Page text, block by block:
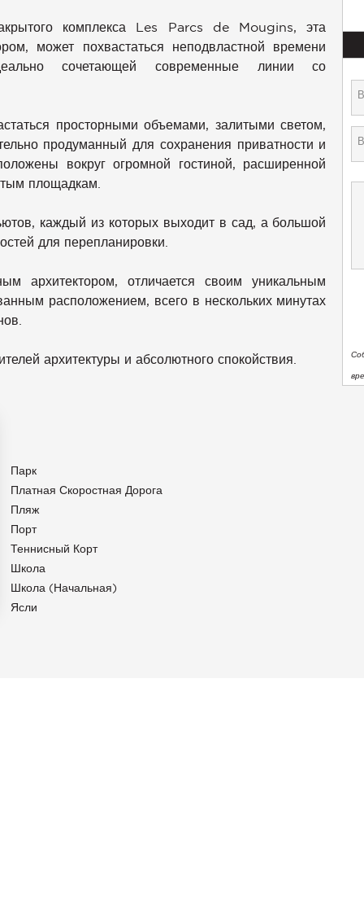
комплекса Les Parcs de Mougins, эта
может похвастаться неподвластной времени
сочетающей современные линии со
просторными объемами, залитыми светом,
продуманный для сохранения приватности и
вокруг огромной гостиной, расширенной
площадкам.
каждый из которых выходит в сад, а большой
для перепланировки.
архитектором, отличается своим уникальным
расположением, всего в нескольких минутах
архитектуры и абсолютного спокойствия.
Парк
Платная Скоростная Дорога
Пляж
Порт
Теннисный Корт
Школа
Школа (начальная)
Ясли